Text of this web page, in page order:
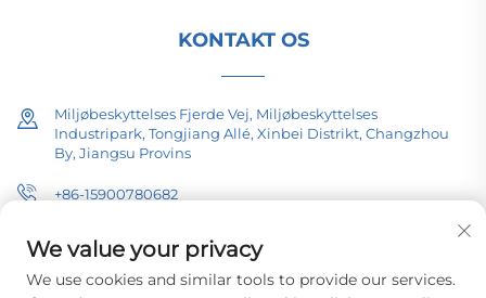
KONTAKT OS
Miljøbeskyttelses Fjerde Vej, Miljøbeskyttelses
Industripark, Tongjiang Allé, Xinbei Distrikt, Changzhou
By, Jiangsu Provins
+86-15900780682
[email protected]
We value your privacy
We use cookies and similar tools to provide our services.